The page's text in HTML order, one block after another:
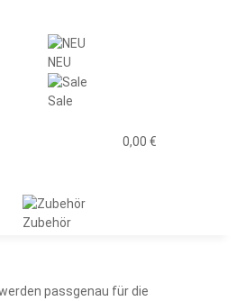
NEU
Sale
0,00 €
Zubehör
passgenau für die